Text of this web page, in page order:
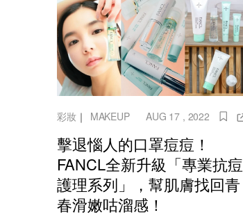
彩妝｜ MAKEUP AUG 17 , 2022
擊退惱人的口罩痘痘！
FANCL全新升級「專業抗痘
護理系列」，幫肌膚找回青
春滑嫩咕溜感！